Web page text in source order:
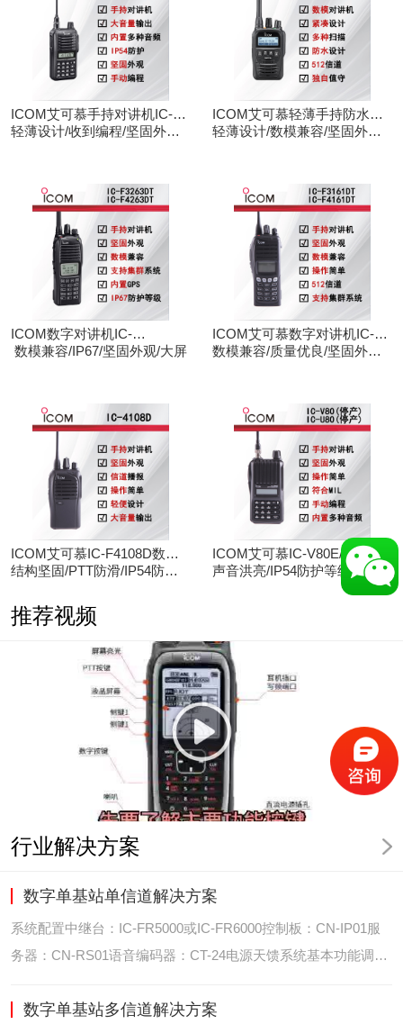
ICOM艾可慕手持对讲机IC-
V86/U86
轻薄设计/收到编程/坚固外观/
ICOM艾可慕轻薄手持防水对
讲机IC-F52D
轻薄设计/数模兼容/坚固外观/
ICOM数字对讲机IC-
F3263DT/IC-F4263DT
数模兼容/IP67/坚固外观/大屏
ICOM艾可慕数字对讲机IC-
F3161D IC-F4161D
数模兼容/质量优良/坚固外观/
ICOM艾可慕IC-F4108D数字
对讲机
结构坚固/PTT防滑/IP54防护/
ICOM艾可慕IC-V80E/IC-
U80E手持对讲机（停产）
声音洪亮/IP54防护等级/手动
推荐视频
行业解决方案
数字单基站单信道解决方案
系统配置中继台：IC-FR5000或IC-FR6000控制板：CN-IP01服
务器：CN-RS01语音编码器：CT-24电源天馈系统基本功能调度
位/室内定位艾可慕数字电台具备GPS数据上传功能。而GPS定
数字单基站多信道解决方案